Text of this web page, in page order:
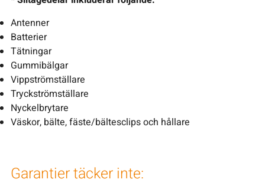
Antenner
Batterier
Tätningar
Gummibälgar
Vippströmställare
Tryckströmställare
Nyckelbrytare
Väskor, bälte, fäste/bältesclips och hållare
Garantier täcker inte: